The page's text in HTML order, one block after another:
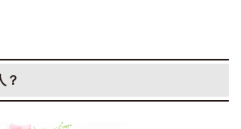
？